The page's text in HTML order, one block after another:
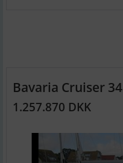
Bavaria Cruiser 34
1.257.870 DKK